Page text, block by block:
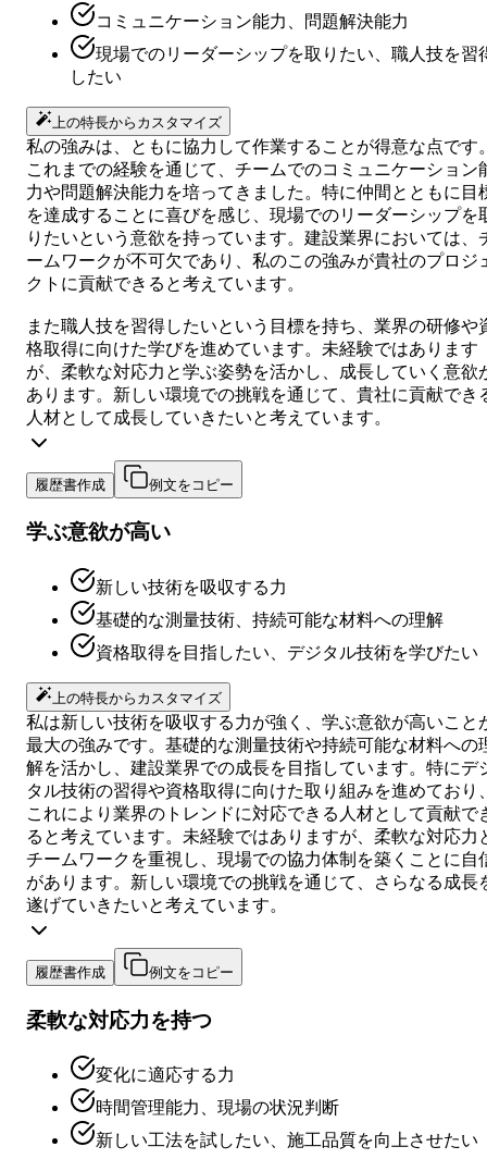
コミュニケーション能力、問題解決能力
現場でのリーダーシップを取りたい、職人技を習
したい
上の特長からカスタマイズ
私の強みは、ともに協力して作業することが得意な点です
これまでの経験を通じて、チームでのコミュニケーション
力や問題解決能力を培ってきました。特に仲間とともに目
を達成することに喜びを感じ、現場でのリーダーシップを
りたいという意欲を持っています。建設業界においては、
ームワークが不可欠であり、私のこの強みが貴社のプロジ
クトに貢献できると考えています。
また職人技を習得したいという目標を持ち、業界の研修や
格取得に向けた学びを進めています。未経験ではあります
が、柔軟な対応力と学ぶ姿勢を活かし、成長していく意欲
あります。新しい環境での挑戦を通じて、貴社に貢献でき
人材として成長していきたいと考えています。
履歴書作成 例文をコピー
学ぶ意欲が高い
新しい技術を吸収する力
基礎的な測量技術、持続可能な材料への理解
資格取得を目指したい、デジタル技術を学びたい
上の特長からカスタマイズ
私は新しい技術を吸収する力が強く、学ぶ意欲が高いこと
最大の強みです。基礎的な測量技術や持続可能な材料への
解を活かし、建設業界での成長を目指しています。特にデ
タル技術の習得や資格取得に向けた取り組みを進めており
これにより業界のトレンドに対応できる人材として貢献で
ると考えています。未経験ではありますが、柔軟な対応力
チームワークを重視し、現場での協力体制を築くことに自
があります。新しい環境での挑戦を通じて、さらなる成長
遂げていきたいと考えています。
履歴書作成 例文をコピー
柔軟な対応力を持つ
変化に適応する力
時間管理能力、現場の状況判断
新しい工法を試したい、施工品質を向上させたい